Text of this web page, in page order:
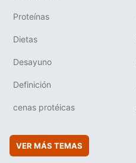
Proteínas
Dietas
Desayuno
Definición
cenas protéicas
VER MÁS TEMAS